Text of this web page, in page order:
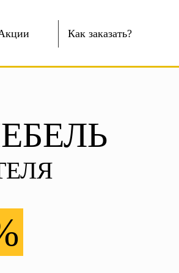
Как заказать?